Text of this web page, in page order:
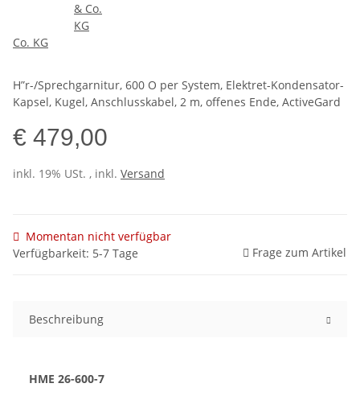
Co. KG
H”r-/Sprechgarnitur, 600 O per System, Elektret-Kondensator-
Kapsel, Kugel, Anschlusskabel, 2 m, offenes Ende, ActiveGard
€ 479,00
inkl. 19% USt. , inkl. Versand
Momentan nicht verfügbar
Verfügbarkeit: 5-7 Tage
Frage zum Artikel
Beschreibung
HME 26-600-7